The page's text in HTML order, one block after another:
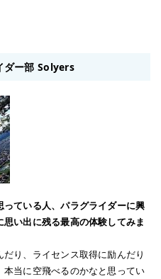
ダー部 Solyers
ている人、パラグライダーに興
い出に残る最高の体験してみま
り、ライセンス取得に励んだり
当に空飛べるのかなと思ってい